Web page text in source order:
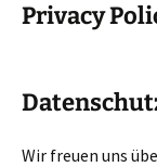
Privacy
Wir freuen uns